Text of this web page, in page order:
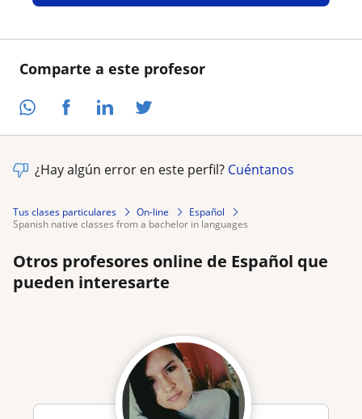
Comparte a este profesor
¿Hay algún error en este perfil? Cuéntanos
Tus clases particulares On-line
Español
spanish native classes from a bachelor in languages
Otros profesores online de Español que
pueden interesarte